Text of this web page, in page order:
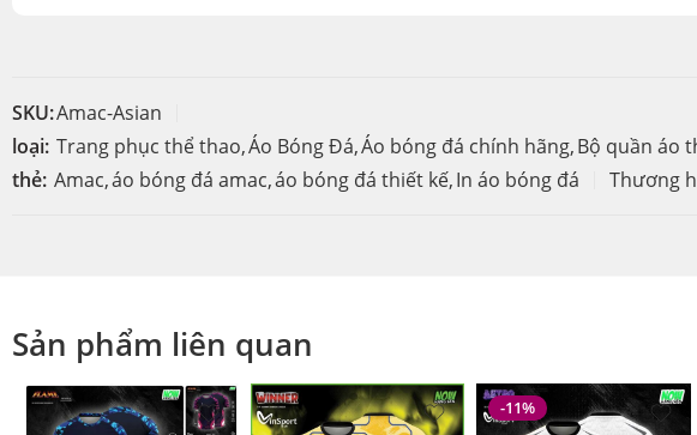
SKU:Amac-Asian
loại: Trang phục thể thao,Áo Bóng Đá,Áo bóng đá chính hãng,Bộ quần áo
thẻ: Amac,áo bóng đá amac,áo bóng đá thiết kế,In áo bóng đá Thương
Sản phẩm liên quan
-11%